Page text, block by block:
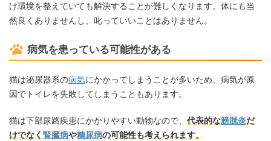
け環境を整えていても解決することが難しくなります。体にも当
然良くありませんし、叱っていいことはありません。
病気を患っている可能性がある
猫は泌尿器系の病気にかかってしまうことが多いため、病気が原
因でトイレを失敗してしまうこともあります。
猫は下部尿路疾患にかかりやすい動物なので、 代表的な膀胱炎だ
けでなく腎臓病や糖尿病の可能性も考えられます。